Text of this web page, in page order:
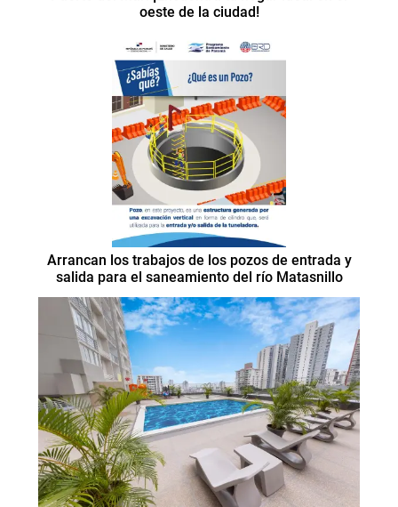
oeste de la ciudad!
Arrancan los trabajos de los pozos de entrada y
salida para el saneamiento del río Matasnillo